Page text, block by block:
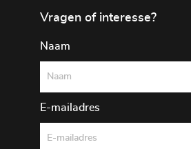
Vragen of interesse?
Naam
E-mailadres